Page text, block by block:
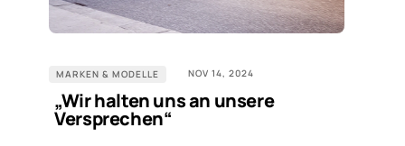
MARKEN & MODELLE NOV 14, 2024
„Wir halten uns an unsere
Versprechen“